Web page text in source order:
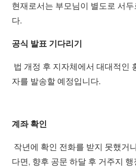
현재로서는 부모님이 별도로 서
다.
공식 발표 기다리기
법 개정 후 지자체에서 대대적인
자를 발송할 예정입니다.
계좌 확인
작년에 확인 전화를 받지 못했거
다면, 향후 공문 하달 후 거주지